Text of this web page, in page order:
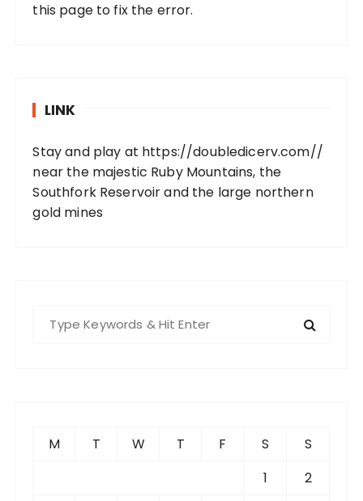
this page to fix the error.
LINK
Stay and play at https://doubledicerv.com//
near the majestic Ruby Mountains, the
Southfork Reservoir and the large northern
gold mines
M T W T F S
S
1
2